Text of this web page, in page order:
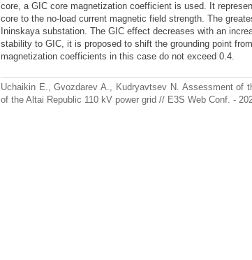
core, a GIC core magnetization coefficient is used. It
core to the no-load current magnetic field strength. The
Ininskaya substation. The GIC effect decreases with an
stability to GIC, it is proposed to shift the grounding point
magnetization coefficients in this case do not exceed 0.4.
Uchaikin E., Gvozdarev A., Kudryavtsev N. Assessment of
of the Altai Republic 110 kV power grid // E3S Web Conf. -